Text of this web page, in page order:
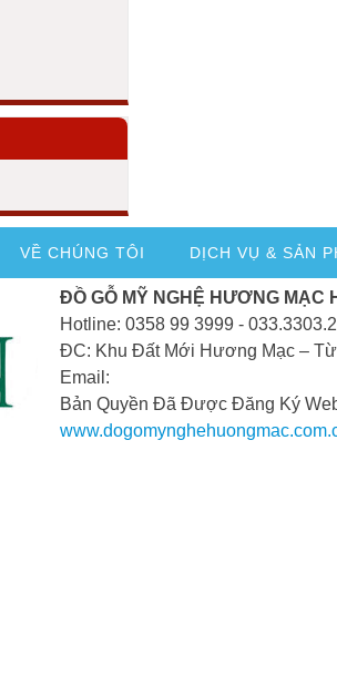
VỀ CHÚNG TÔI DỊCH VỤ & SẢN
ĐỒ GỖ MỸ NGHỆ HƯƠNG MẠC
Hotline: 0358 99 3999 -
ĐC: Khu Đất Mới Hương Mạc –
Email:
Bản Quyền Đã Được Đăng Ký